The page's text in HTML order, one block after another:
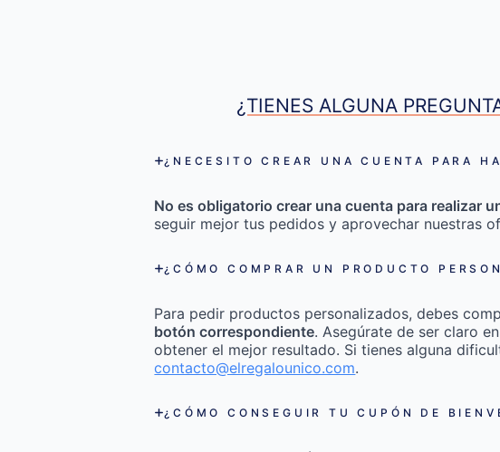
¿TIENES ALGUNA
¿NECESITO CREAR UNA CUENTA PARA
No es obligatorio crear una cuenta para realizar
seguir mejor tus pedidos y aprovechar nuestras
¿CÓMO COMPRAR UN PRODUCTO
Para pedir productos personalizados, debes
botón correspondiente. Asegúrate de ser claro
obtener el mejor resultado. Si tienes alguna
contacto@elregalounico.com.
¿CÓMO CONSEGUIR TU CUPÓN DE